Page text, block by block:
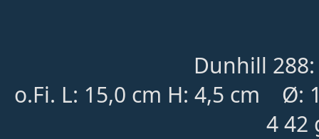
Dunhill
o.Fi. L: 15,0 cm H: 4,5 cm
	Ø
:
4 42